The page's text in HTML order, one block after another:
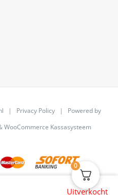
Uitverkocht
| Privacy Policy | Powered by
WooCommerce Kassasysteem
0